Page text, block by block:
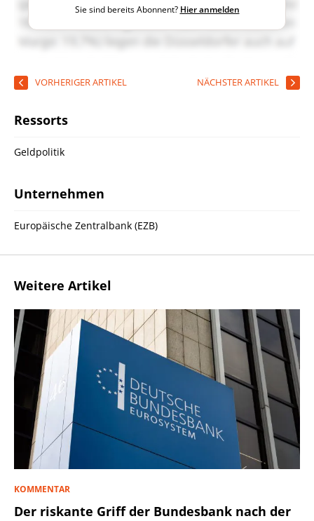
Sie sind bereits Abonnent? Hier anmelden
VORHERIGER ARTIKEL NÄCHSTER ARTIKEL
Ressorts
Geldpolitik
Unternehmen
Europäische Zentralbank (EZB)
Weitere Artikel
KOMMENTAR
Der riskante Griff der Bundesbank nach der